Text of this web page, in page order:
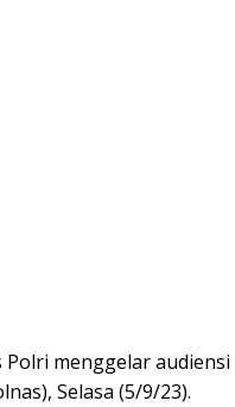
Polri menggelar audiensi
Selasa (5/9/23).